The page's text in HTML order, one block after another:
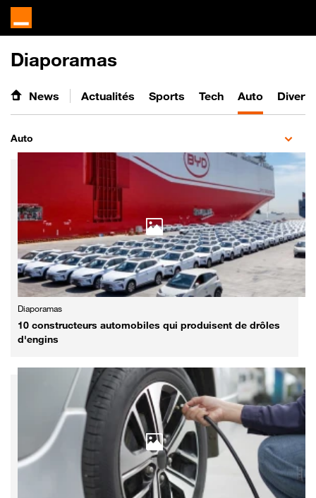
Diaporamas
News Actualités Sports Tech Auto
Auto
Diaporamas
10 constructeurs automobiles qui produisent de drôles
d'engins